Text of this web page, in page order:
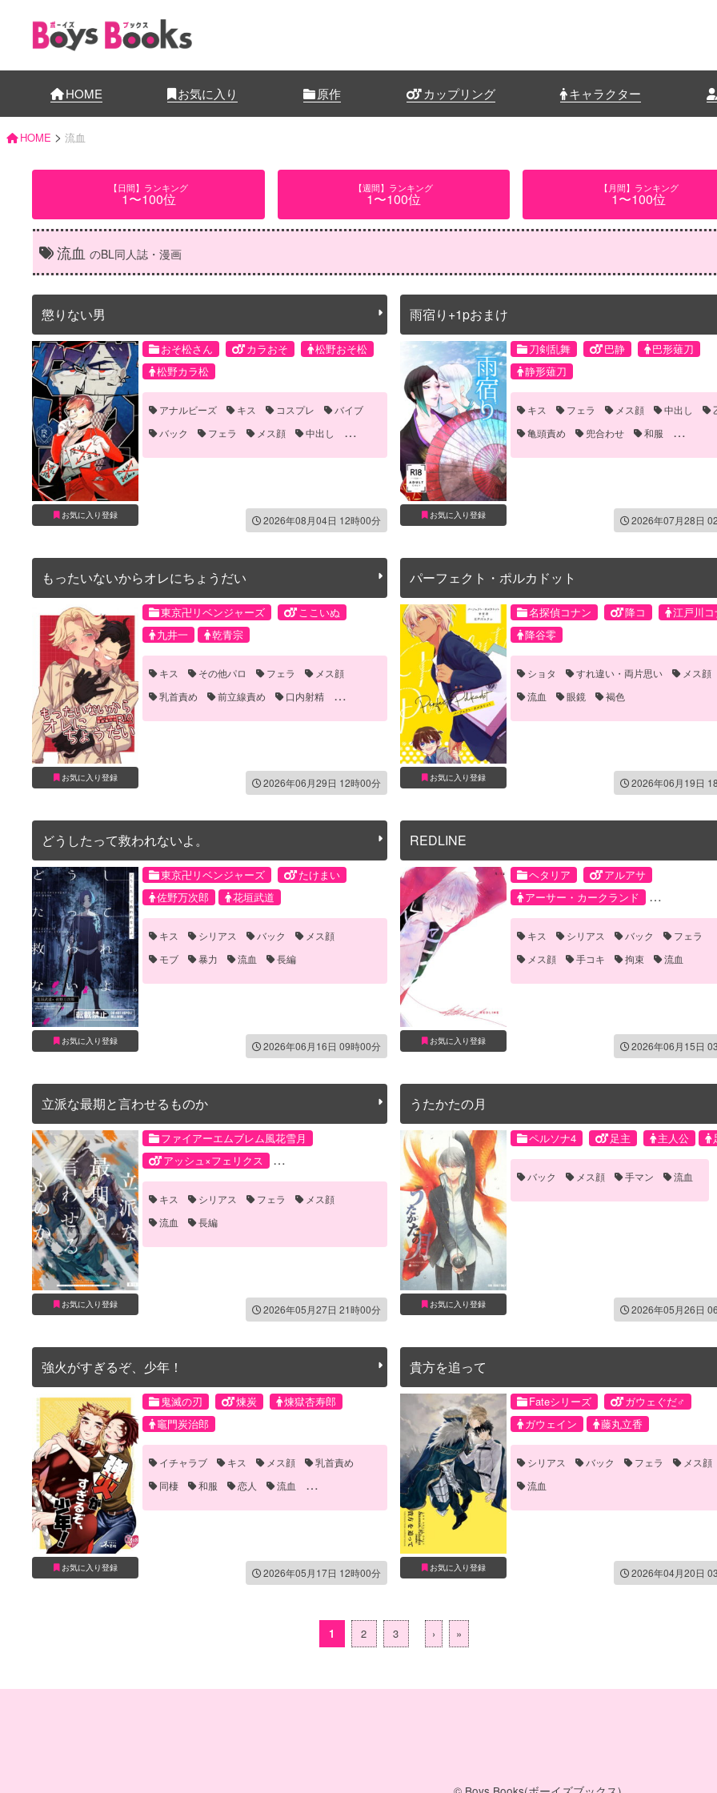
HOME お気に入り 原作 カップリング キャラクター
HOME > 流血
【日間】ランキング
1〜100位
【週間】ランキング
1〜100位
【月間】ランキング
1〜100位
流血のBL同人誌・漫画
懲りない男
お気に入り登録
おそ松さん カラおそ
松野おそ松
松野カラ松
アナルビーズ キス コスプレ
バイブ
バック
フェラ メス顔
中出し
乳首責め
前立線責め
2026年08月04日 12時00分
雨宿り+1pおまけ
お気に入り登録
刀剣乱舞 巴静
巴形薙刀
静形薙刀
キス フェラ メス顔 中出し
亀頭責め
兜合わせ
和服
噛みつき・キスマーク
対面座位
手
2026年07月28日
もったいないからオレにちょうだい
お気に入り登録
東京卍リベンジャーズ
ここいぬ
九井一
乾青宗
キス その他パロ フェラ
メス顔
乳首責め
前立線責め
口内射精
噛みつき・キスマーク
手マン 流血
2026年06月29日 12時00分
パーフェクト・ポルカドット
お気に入り登録
名探偵コナン 降コ
江戸川コ
降谷零
ショタ すれ違い・両片思い
メス顔
流血
眼鏡 褐色
2026年06月19日
どうしたって救われないよ。
お気に入り登録
東京卍リベンジャーズ
たけまい
佐野万次郎
花垣武道
キス シリアス バック
メス顔
モブ
暴力 流血 長編
2026年06月16日 09時00分
REDLINE
お気に入り登録
ヘタリア
アルアサ
アーサー・カークランド
アルフレッド・F・ジョーンズ
キス シリアス バック
フェラ
メス顔
手コキ 拘束 流血
2026年06月15日
立派な最期と言わせるものか
お気に入り登録
ファイアーエムブレム風花雪月
アッシュ×フェリクス
アッシュ=デュラン
フェリクス
キス シリアス フェラ
メス顔
流血
長編
2026年05月27日 21時00分
うたかたの月
お気に入り登録
ペルソナ4 足主 主人公
バック メス顔 手マン 流血
2026年05月26日
強火がすぎるぞ、少年！
お気に入り登録
鬼滅の刃 煉炭
煉獄杏寿郎
竈門炭治郎
イチャラブ キス メス顔
乳首責め
同棲
和服 恋人
流血
笑える(ギャグ)
2026年05月17日 12時00分
貴方を追って
お気に入り登録
Fateシリーズ
ガウェぐだ♂
ガウェイン
藤丸立香
シリアス バック フェラ
メス顔
流血
2026年04月20日
1 2 3 › »